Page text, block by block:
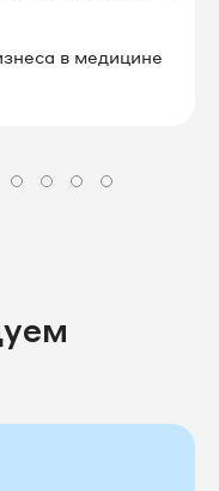
в⁠ ⁠медицине